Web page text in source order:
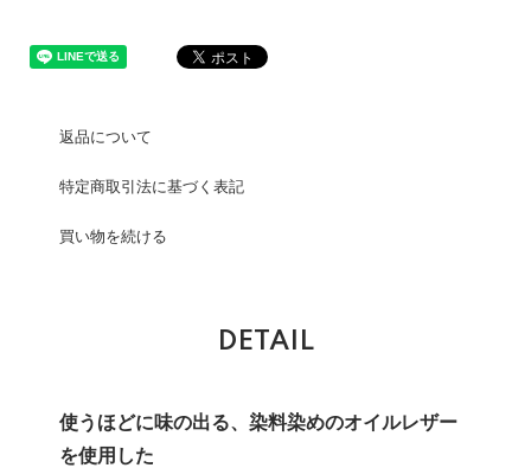
返品について
特定商取引法に基づく表記
買い物を続ける
DETAIL
使うほどに味の出る、染料染めのオイルレザー
を使用した